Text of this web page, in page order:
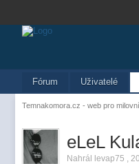
Fórum Uživatelé
Temnakomora.cz - web pro
eLeL
Nahrál levap75 ,